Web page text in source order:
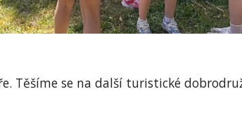
Těšíme se na další turistické